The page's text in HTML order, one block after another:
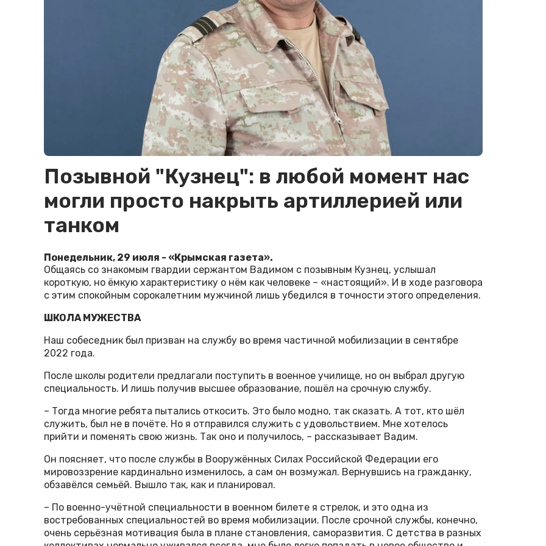
Позывной "Кузнец": в любой момент нас
могли просто накрыть артиллерией или
танком
Понедельник, 29 июля - «Крымская газета».
Общаясь со знакомым гвардии сержантом Вадимом с позывным Кузнец, услышал
короткую, но ёмкую характеристику о нём как человеке – «настоящий». И в ходе разговора
с этим спокойным сорокалетним мужчиной лишь убедился в точности этого определения.
ШКОЛА МУЖЕСТВА
Наш собеседник был призван на службу во время частичной мобилизации в сентябре
2022 года.
После школы родители предлагали поступить в военное училище, но он выбрал другую
специальность. И лишь получив высшее образование, пошёл на срочную службу.
– Тогда многие ребята пытались откосить. Это было модно, так сказать. А тот, кто шёл
служить, был не в почёте. Но я отправился служить с удовольствием. Мне хотелось
прийти и поменять свою жизнь. Так оно и получилось, – рассказывает Вадим.
Он поясняет, что после службы в Вооружённых Силах Российской Федерации его
мировоззрение кардинально изменилось, а сам он возмужал. Вернувшись на гражданку,
обзавёлся семьёй. Вышло так, как и планировал.
– По военно-учётной специальности в военном билете я стрелок, и это одна из
востребованных специальностей во время мобилизации. После срочной службы, конечно,
очень серьёзная мотивация была в плане становления, саморазвития. С детства в разных